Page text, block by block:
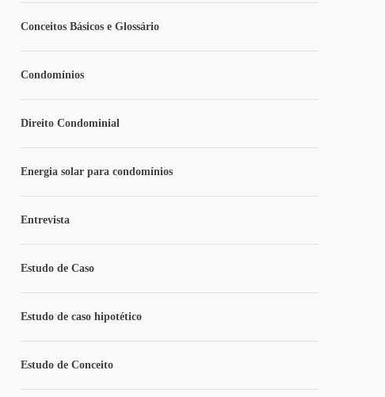
Conceitos Básicos e Glossário
Condomínios
Direito Condominial
Energia solar para condomínios
Entrevista
Estudo de Caso
Estudo de caso hipotético
Estudo de Conceito